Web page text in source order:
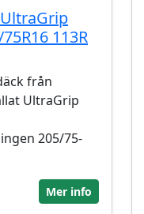
113R
från
UltraGrip
205/75-
Mer info